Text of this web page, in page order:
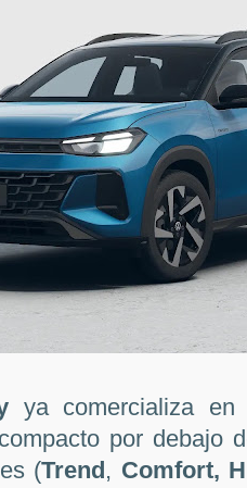
ya comercializa
por debajo
(Trend, Comfort,